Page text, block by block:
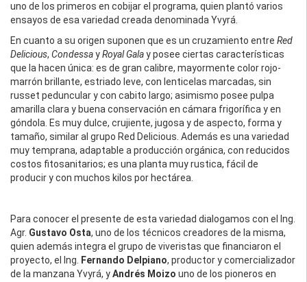
uno de los primeros en cobijar el programa, quien plantó varios
ensayos de esa variedad creada denominada Yvyrá.
En cuanto a su origen suponen que es un cruzamiento entre Red
Delicious, CondessayRoyal Galay posee ciertas características
que la hacen única: es de gran calibre, mayormente color rojo-
marrón brillante, estriado leve, con lenticelas marcadas, sin
russet peduncular y con cabito largo; asimismo posee pulpa
amarilla clara y buena conservación en cámara frigorífica y en
góndola. Es muy dulce, crujiente, jugosa y de aspecto, forma y
tamaño, similar al grupo Red Delicious. Además es una variedad
muy temprana, adaptable a producción orgánica, con reducidos
costos fitosanitarios; es una planta muy rustica, fácil de
producir y con muchos kilos por hectárea.
Para conocer el presente de esta variedad dialogamos con el Ing.
Agr. Gustavo Osta, uno de los técnicos creadores de la misma,
quien además integra el grupo de viveristas que financiaron el
proyecto, el Ing. Fernando Delpiano, productor y comercializador
de la manzana Yvyrá, yAndrés Moizo uno de los pioneros en